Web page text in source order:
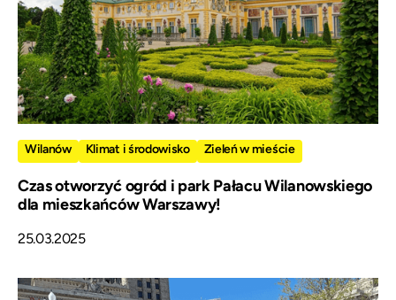
Wilanów Klimat i środowisko Zieleń w mieście
Czas otworzyć ogród i park Pałacu Wilanowskiego
dla mieszkańców Warszawy!
25.03.2025